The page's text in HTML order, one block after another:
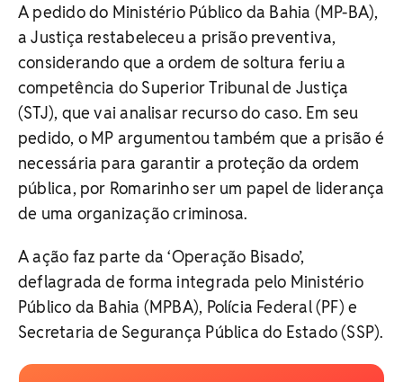
A pedido do Ministério Público da Bahia (MP-BA),
a Justiça restabeleceu a prisão preventiva,
considerando que a ordem de soltura feriu a
competência do Superior Tribunal de Justiça
(STJ), que vai analisar recurso do caso. Em seu
pedido, o MP argumentou também que a prisão é
necessária para garantir a proteção da ordem
pública, por Romarinho ser um papel de liderança
de uma organização criminosa.
A ação faz parte da ‘Operação Bisado’,
deflagrada de forma integrada pelo Ministério
Público da Bahia (MPBA), Polícia Federal (PF) e
Secretaria de Segurança Pública do Estado (SSP).